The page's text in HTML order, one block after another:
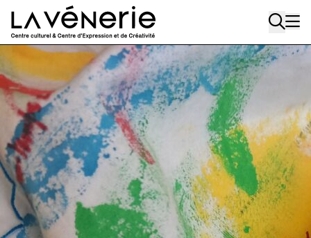
Aller au contenu principal